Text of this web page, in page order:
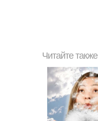
Читайте также